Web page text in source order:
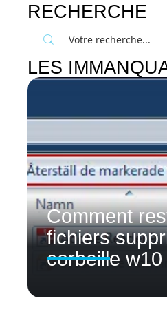
RECHERCHE
LES
Comment
fichiers
corbeille w10